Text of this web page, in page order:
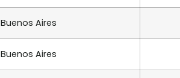
Buenos Aires
Buenos Aires